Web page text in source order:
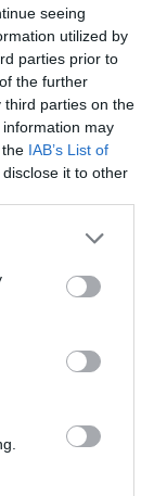
seeing
utilized by
parties prior to
the further
third parties on the
information may
IAB’s List of
it to other
or more Google
You may click to
party tags to
in below Google